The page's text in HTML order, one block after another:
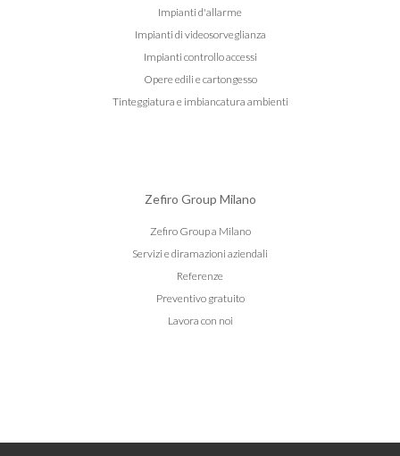
Impianti d'allarme
Impianti di videosorveglianza
Impianti controllo accessi
Opere edili e cartongesso
Tinteggiatura e imbiancatura ambienti
Zefiro Group Milano
Zefiro Group a Milano
Servizi e diramazioni aziendali
Referenze
Preventivo gratuito
Lavora con noi